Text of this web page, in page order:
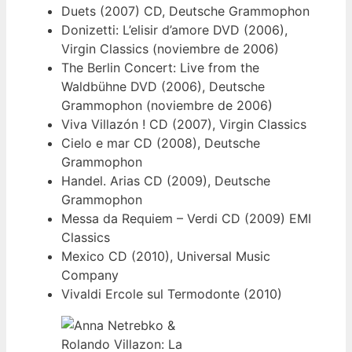
Duets (2007) CD, Deutsche Grammophon
Donizetti: L’elisir d’amore DVD (2006),
Virgin Classics (noviembre de 2006)
The Berlin Concert: Live from the
Waldbühne DVD (2006), Deutsche
Grammophon (noviembre de 2006)
Viva Villazón ! CD (2007), Virgin Classics
Cielo e mar CD (2008), Deutsche
Grammophon
Handel. Arias CD (2009), Deutsche
Grammophon
Messa da Requiem – Verdi CD (2009) EMI
Classics
Mexico CD (2010), Universal Music
Company
Vivaldi Ercole sul Termodonte (2010)